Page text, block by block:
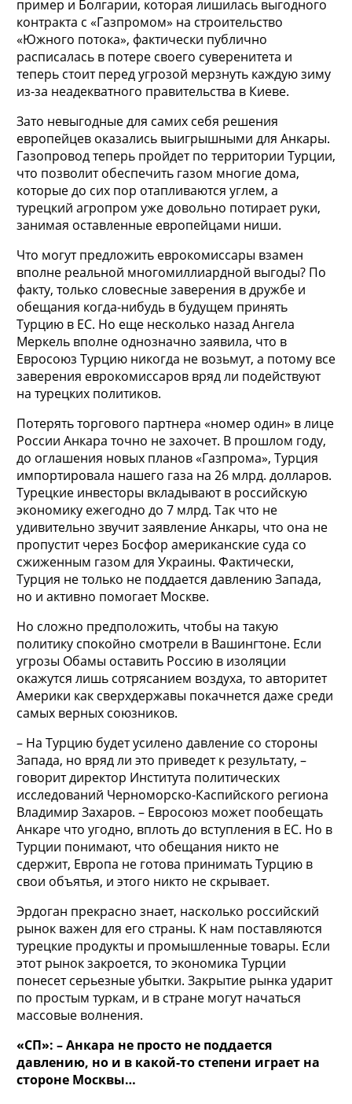
пример и Болгарии, которая лишилась выгодного
контракта с «Газпромом» на строительство
«Южного потока», фактически публично
расписалась в потере своего суверенитета и
теперь стоит перед угрозой мерзнуть каждую зиму
из-за неадекватного правительства в Киеве.
Зато невыгодные для самих себя решения
европейцев оказались выигрышными для Анкары.
Газопровод теперь пройдет по территории Турции,
что позволит обеспечить газом многие дома,
которые до сих пор отапливаются углем, а
турецкий агропром уже довольно потирает руки,
занимая оставленные европейцами ниши.
Что могут предложить еврокомиссары взамен
вполне реальной многомиллиардной выгоды? По
факту, только словесные заверения в дружбе и
обещания когда-нибудь в будущем принять
Турцию в ЕС. Но еще несколько назад Ангела
Меркель вполне однозначно заявила, что в
Евросоюз Турцию никогда не возьмут, а потому все
заверения еврокомиссаров вряд ли подействуют
на турецких политиков.
Потерять торгового партнера «номер один» в лице
России Анкара точно не захочет. В прошлом году,
до оглашения новых планов «Газпрома», Турция
импортировала нашего газа на 26 млрд. долларов.
Турецкие инвесторы вкладывают в российскую
экономику ежегодно до 7 млрд. Так что не
удивительно звучит заявление Анкары, что она не
пропустит через Босфор американские суда со
сжиженным газом для Украины. Фактически,
Турция не только не поддается давлению Запада,
но и активно помогает Москве.
Но сложно предположить, чтобы на такую
политику спокойно смотрели в Вашингтоне. Если
угрозы Обамы оставить Россию в изоляции
окажутся лишь сотрясанием воздуха, то авторитет
Америки как сверхдержавы покачнется даже среди
самых верных союзников.
– На Турцию будет усилено давление со стороны
Запада, но вряд ли это приведет к результату, –
говорит директор Института политических
исследований Черноморско-Каспийского региона
Владимир Захаров. – Евросоюз может пообещать
Анкаре что угодно, вплоть до вступления в ЕС. Но в
Турции понимают, что обещания никто не
сдержит, Европа не готова принимать Турцию в
свои объятья, и этого никто не скрывает.
Эрдоган прекрасно знает, насколько российский
рынок важен для его страны. К нам поставляются
турецкие продукты и промышленные товары. Если
этот рынок закроется, то экономика Турции
понесет серьезные убытки. Закрытие рынка ударит
по простым туркам, и в стране могут начаться
массовые волнения.
«СП»: – Анкара не просто не поддается
давлению, но и в какой-то степени играет на
стороне Москвы…